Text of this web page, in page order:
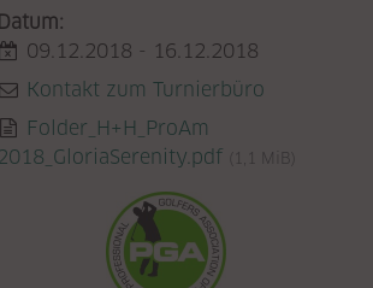
Datum:
09.12.2018 - 16.12.2018
Kontakt zum Turnierbüro
Folder_H+H_ProAm
(1,1 MiB)